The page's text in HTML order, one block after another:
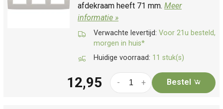
afdekraam heeft 71 mm. Meer
informatie »
Verwachte levertijd: Voor 21u besteld,
morgen in huis*
Huidige voorraad: 11 stuk(s)
12,95 +
- Bestel